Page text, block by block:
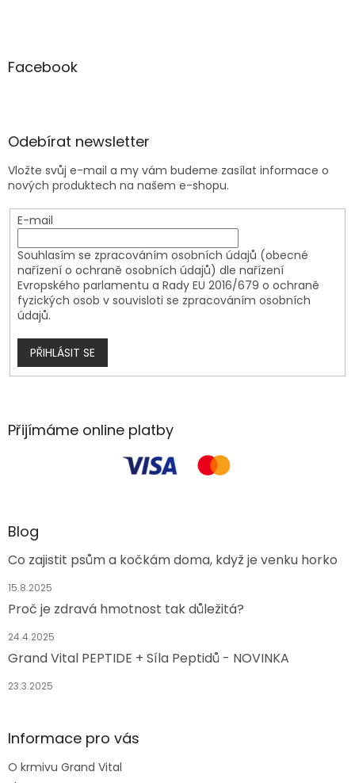
Facebook
Odebírat newsletter
Vložte svůj e-mail a my vám budeme zasílat informace o
nových produktech na našem e-shopu.
E-mail
Souhlasím se zpracováním osobních údajů (obecné
nařízení o ochraně osobních údajů) dle nařízení
Evropského parlamentu a Rady EU 2016/679 o ochraně
fyzických osob v souvisloti se zpracováním osobních
údajů.
PŘIHLÁSIT SE
Přijímáme online platby
Blog
Co zajistit psům a kočkám doma, když je venku horko
15.8.2025
Proč je zdravá hmotnost tak důležitá?
24.4.2025
Grand Vital PEPTIDE + Síla Peptidů - NOVINKA
23.3.2025
Informace pro vás
O krmivu Grand Vital